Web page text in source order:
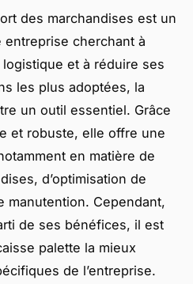
des marchandises est un
cherchant à
et à réduire ses
les plus adoptées, la
un outil essentiel. Grâce
et robuste, elle offre une
en matière de
d’optimisation de
manutention. Cependant,
de ses bénéfices, il est
palette la mieux
de l’entreprise.